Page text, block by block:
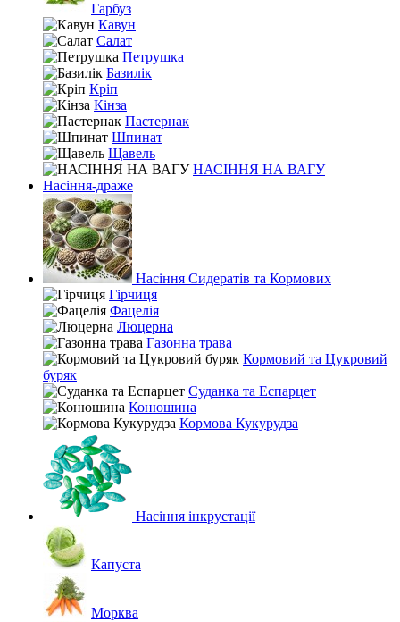
Гарбуз
Кавун
Салат
Петрушка
Базилік
Кріп
Кінза
Пастернак
Шпинат
Щавель
НАСІННЯ НА ВАГУ
Насіння-драже
Насіння Сидератів та Кормових
Гірчиця
Фацелія
Люцерна
Газонна трава
Кормовий та Цукровий
буряк
Суданка та Еспарцет
Конюшина
Кормова Кукурудза
Насіння інкрустації
Капуста
Морква